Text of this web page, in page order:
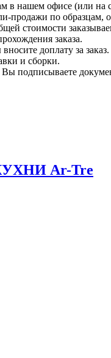
в нашем офисе (или на
продажи по образцам,
стоимости
заказа.
доплату за заказ.
и сборки.
подписываете
Ar-Tre